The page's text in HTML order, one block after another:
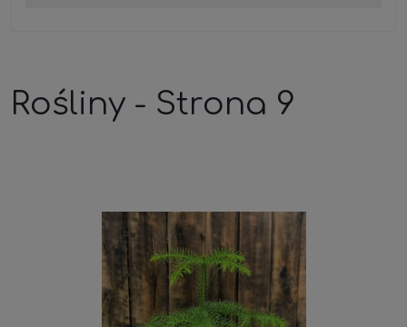
Rośliny - Strona 9